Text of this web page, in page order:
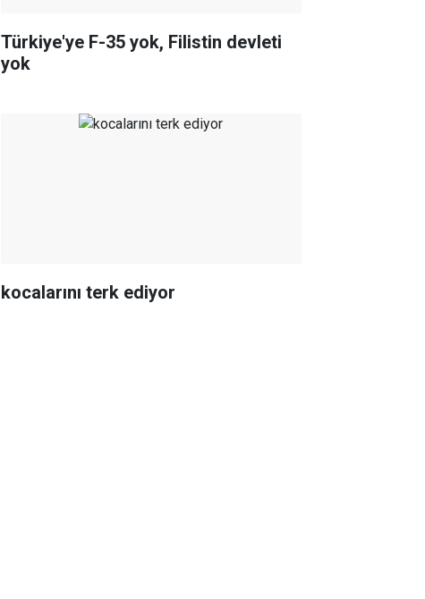
Türkiye'ye F-35 yok, Filistin devleti
yok
kocalarını terk ediyor